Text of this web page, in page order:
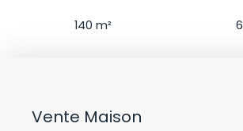
140 m²
6
Vente Maison